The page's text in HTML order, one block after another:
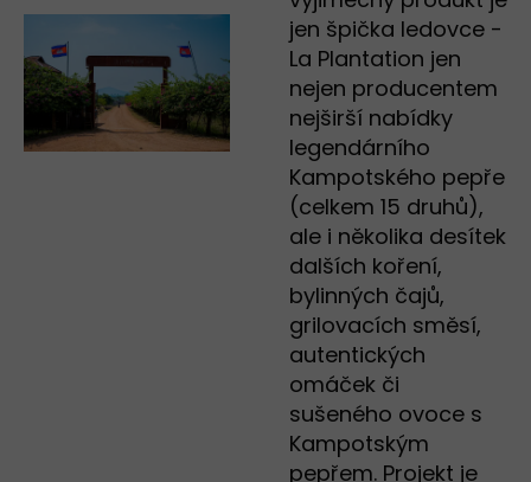
jen špička ledovce -
La Plantation jen
nejen producentem
nejširší nabídky
legendárního
Kampotského pepře
(celkem 15 druhů),
ale i několika desítek
dalších koření,
bylinných čajů,
grilovacích směsí,
autentických
omáček či
sušeného ovoce s
Kampotským
pepřem. Projekt je